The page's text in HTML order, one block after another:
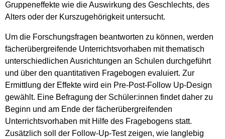
Gruppeneffekte wie die Auswirkung des Geschlechts, des
Alters oder der Kurszugehörigkeit untersucht.
Um die Forschungsfragen beantworten zu können, werden
fächerübergreifende Unterrichtsvorhaben mit thematisch
unterschiedlichen Ausrichtungen an Schulen durchgeführt
und über den quantitativen Fragebogen evaluiert. Zur
Ermittlung der Effekte wird ein Pre-Post-Follow Up-Design
gewählt. Eine Befragung der Schüler:innen findet daher zu
Beginn und am Ende der fächerübergreifenden
Unterrichtsvorhaben mit Hilfe des Fragebogens statt.
Zusätzlich soll der Follow-Up-Test zeigen, wie langlebig